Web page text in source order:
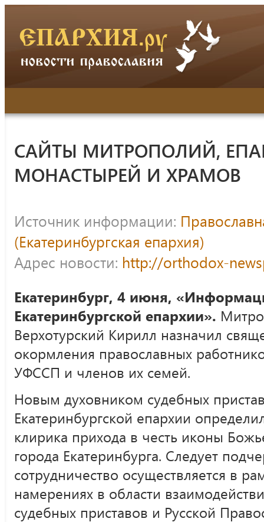
САЙТЫ МИТРОПОЛИЙ,
МОНАСТЫРЕЙ И ХРАМОВ
Источник информации:
(Екатеринбургская епархия)
Адрес новости: http://orthodox-
Екатеринбург, 4 июня,
Екатеринбургской епархии».
Верхотурский Кирилл назначил
окормления православных
УФССП и членов их семей.
Новым духовником судебных
Екатеринбургской епархии
клирика прихода в честь иконы
города Екатеринбурга. Следует
сотрудничество осуществляется в
намерениях в области
судебных приставов и Русской